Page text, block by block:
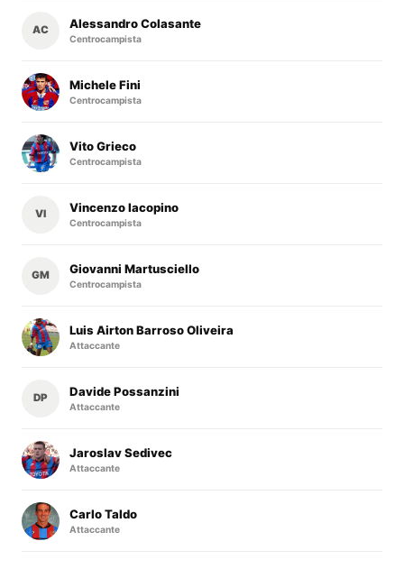
AC Alessandro Colasante
Centrocampista
Michele Fini
Centrocampista
Vito Grieco
Centrocampista
VI Vincenzo Iacopino
Centrocampista
GM Giovanni Martusciello
Centrocampista
Luis Airton Barroso Oliveira
Attaccante
DP Davide Possanzini
Attaccante
Jaroslav Sedivec
Attaccante
Carlo Taldo
Attaccante